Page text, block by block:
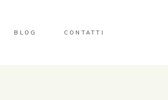
BLOG CONTATTI